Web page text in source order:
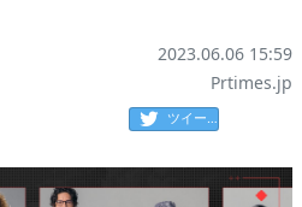
2023.06.06 15:59
Prtimes.jp
ツイート